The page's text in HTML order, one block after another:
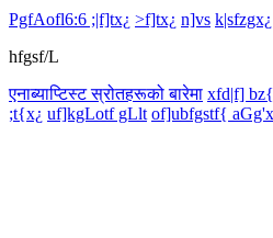
PgfAofl6:6 ;|f]tx¿ >f]tx¿ n]vs k|sfzgx¿
hfgsf/L
एनाब्याप्टिस्ट स्रोतहरूको बारेमा xfd|f]
;t{x¿ uf]kgLotf gLlt of]ubfgstf{